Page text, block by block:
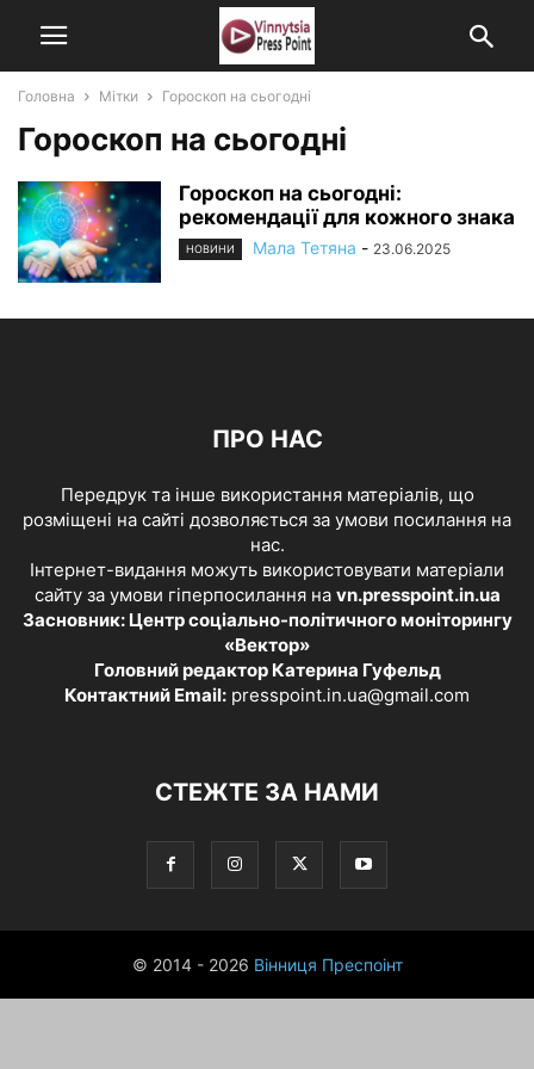
Головна Мітки Гороскоп на сьогодні
Гороскоп на сьогодні
Гороскоп на сьогодні:
рекомендації для кожного знака
НОВИНИ Мала Тетяна - 23.06.2025
ПРО НАС
Передрук та інше використання матеріалів, що
розміщені на сайті дозволяється за умови посилання на
нас.
Інтернет-видання можуть використовувати матеріали
сайту за умови гіперпосилання на vn.presspoint.in.ua
Засновник: Центр соціально-політичного моніторингу
«Вектор»
Головний редактор Катерина Гуфельд
Контактний Email: presspoint.in.ua@gmail.com
СТЕЖТЕ ЗА НАМИ
© 2014 - 2026 Вінниця Преспоінт